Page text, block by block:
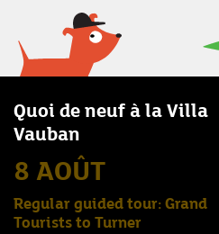
Quoi de neuf à la Villa
Vauban
8 AOÛT
Regular guided tour: Grand
Tourists to Turner